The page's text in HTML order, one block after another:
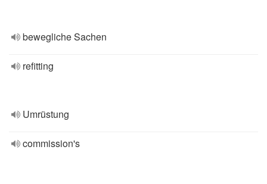
bewegliche Sachen
refitting
Umrüstung
commission's